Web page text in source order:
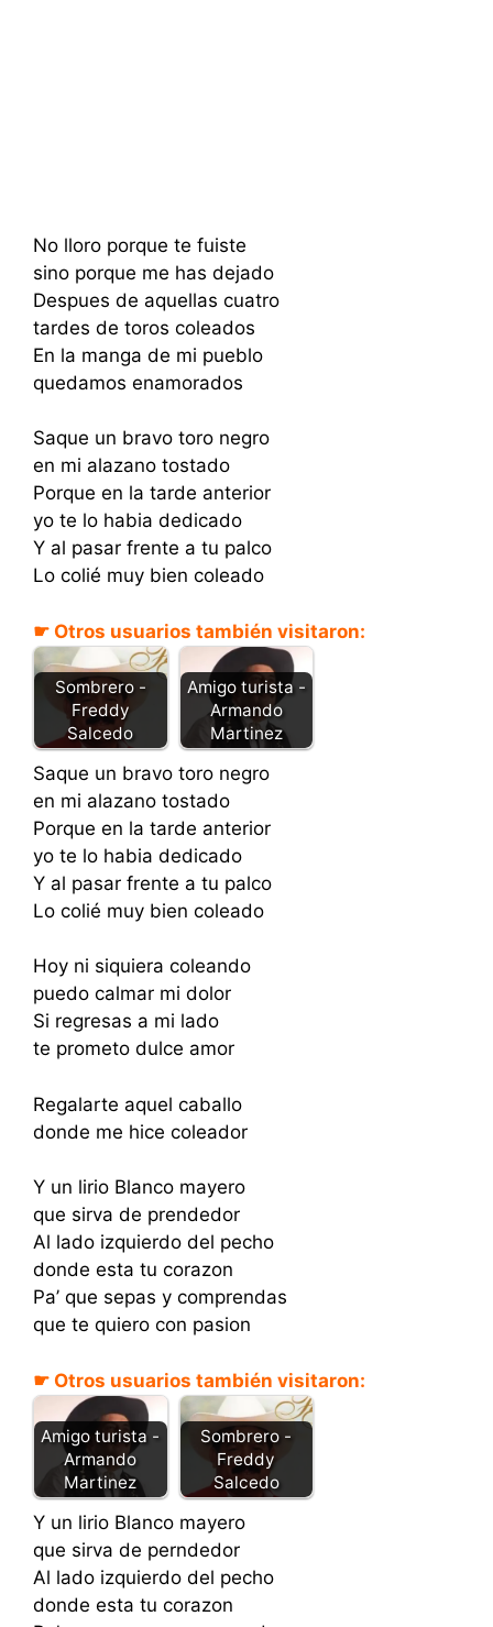
No lloro porque te fuiste
sino porque me has dejado
Despues de aquellas cuatro
tardes de toros coleados
En la manga de mi pueblo
quedamos enamorados
Saque un bravo toro negro
en mi alazano tostado
Porque en la tarde anterior
yo te lo habia dedicado
Y al pasar frente a tu palco
Lo colié muy bien coleado
☛ Otros usuarios también visitaron:
Sombrero -
Freddy
Salcedo
Amigo turista -
Armando
Martinez
Saque un bravo toro negro
en mi alazano tostado
Porque en la tarde anterior
yo te lo habia dedicado
Y al pasar frente a tu palco
Lo colié muy bien coleado
Hoy ni siquiera coleando
puedo calmar mi dolor
Si regresas a mi lado
te prometo dulce amor
Regalarte aquel caballo
donde me hice coleador
Y un lirio Blanco mayero
que sirva de prendedor
Al lado izquierdo del pecho
donde esta tu corazon
Pa’ que sepas y comprendas
que te quiero con pasion
☛ Otros usuarios también visitaron:
Amigo turista -
Armando
Martinez
Sombrero -
Freddy
Salcedo
Y un lirio Blanco mayero
que sirva de perndedor
Al lado izquierdo del pecho
donde esta tu corazon